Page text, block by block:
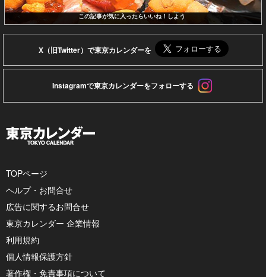
この記事が気に入ったらいいね！しよう
X（旧Twitter）で東京カレンダーを
Instagramで東京カレンダーをフォローする
TOPページ
ヘルプ・お問合せ
広告に関するお問合せ
東京カレンダー 企業情報
利用規約
個人情報保護方針
著作権・免責事項について